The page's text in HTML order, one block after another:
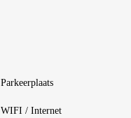
Parkeerplaats
WIFI / Internet